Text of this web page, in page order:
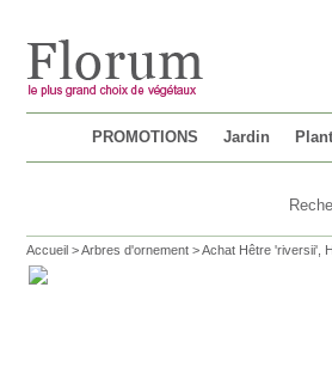
PROMOTIONS Jardin
Accueil >Arbres d'ornement >Achat Hêtre 'riversii',